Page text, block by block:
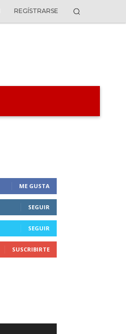
REGÍSTRARSE
ME GUSTA
SEGUIR
SEGUIR
SUSCRIBIRTE